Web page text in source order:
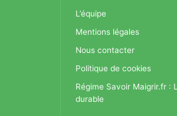
L’équipe
Mentions légales
Nous contacter
Politique de cookies
Régime Savoir Maigrir.fr :
durable